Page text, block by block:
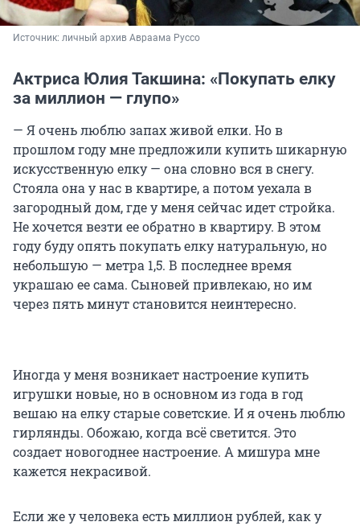
Источник: личный архив Авраама Руссо
Актриса Юлия Такшина: «Покупать елку
за миллион — глупо»
— Я очень люблю запах живой елки. Но в
прошлом году мне предложили купить шикарную
искусственную елку — она словно вся в снегу.
Стояла она у нас в квартире, а потом уехала в
загородный дом, где у меня сейчас идет стройка.
Не хочется везти ее обратно в квартиру. В этом
году буду опять покупать елку натуральную, но
небольшую — метра 1,5. В последнее время
украшаю ее сама. Сыновей привлекаю, но им
через пять минут становится неинтересно.
Иногда у меня возникает настроение купить
игрушки новые, но в основном из года в год
вешаю на елку старые советские. И я очень люблю
гирлянды. Обожаю, когда всё светится. Это
создает новогоднее настроение. А мишура мне
кажется некрасивой.
Если же у человека есть миллион рублей, как у